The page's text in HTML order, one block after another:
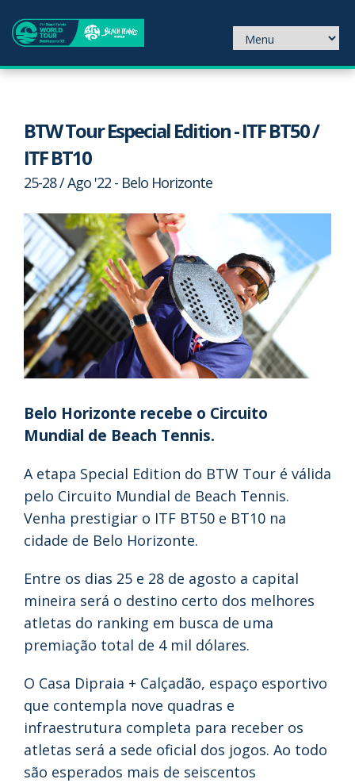
BTW Tour Especial Edition - ITF BT50 /
ITF BT10
25-28 / Ago '22 - Belo Horizonte
Belo Horizonte recebe o Circuito
Mundial de Beach Tennis.
A etapa Special Edition do BTW Tour é válida
pelo Circuito Mundial de Beach Tennis.
Venha prestigiar o ITF BT50 e BT10 na
cidade de Belo Horizonte.
Entre os dias 25 e 28 de agosto a capital
mineira será o destino certo dos melhores
atletas do ranking em busca de uma
premiação total de 4 mil dólares.
O Casa Dipraia + Calçadão, espaço esportivo
que contempla nove quadras e
infraestrutura completa para receber os
atletas será a sede oficial dos jogos. Ao todo
são esperados mais de seiscentos